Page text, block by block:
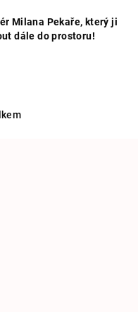
Milana Pekaře, který ji
dále do prostoru!